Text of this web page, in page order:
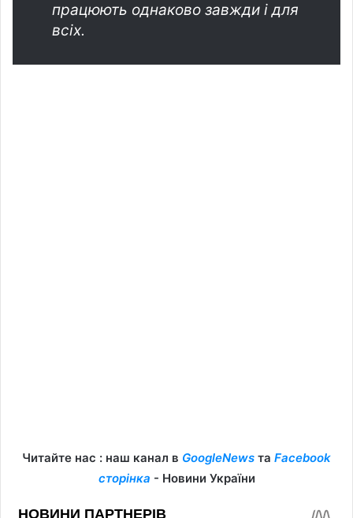
працюють однаково завжди і для
всіх.
Читайте нас : наш канал в GoogleNews та Facebook
сторінка - Новини України